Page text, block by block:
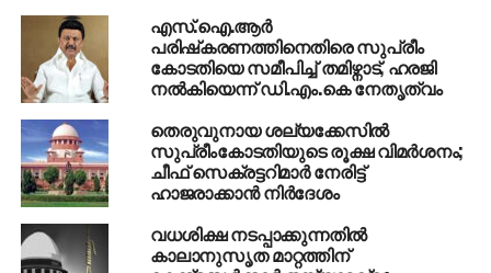
DIRECTOR OMAR LULU
ORU ADAR LOVE SONG
SUPREME COURT
UP NEXT
തകര്‍ച്ചയില്‍ സ്വന്തം റെക്കോര്‍ഡുകള്‍ തിരുത്തി
രൂപ; ഡോളറിനെതിരെ വിനിമയ മൂല്യം 71 ലേക്ക്
കൂപ്പുകുത്തി
DON'T MISS
ടോള്‍ പ്ലാസകളില്‍ വി.ഐ.പികള്‍ക്ക് പ്രത്യേക
പാത ഒരുക്കണമെന്ന് മദ്രാസ് ഹൈക്കോടതി
എസ്.ഐ.ആർ
പരിഷ്‍കരണത്തിനെതിരെ സുപ്രീം
കോടതിയെ സമീപിച്ച് തമിഴ്നാട്, ഹരജി
നൽകിയെന്ന് ഡി.എം.കെ നേതൃത്വം
തെരുവുനായ ശല്യക്കേസില്‍
സുപ്രീംകോടതിയുടെ രൂക്ഷ വിമര്‍ശനം;
ചീഫ് സെക്രട്ടറിമാര്‍ നേരിട്ട്
ഹാജരാക്കാന്‍ നിര്‍ദേശം
വധശിക്ഷ നടപ്പാക്കുന്നതില്‍
കാലാനുസൃത മാറ്റത്തിന്